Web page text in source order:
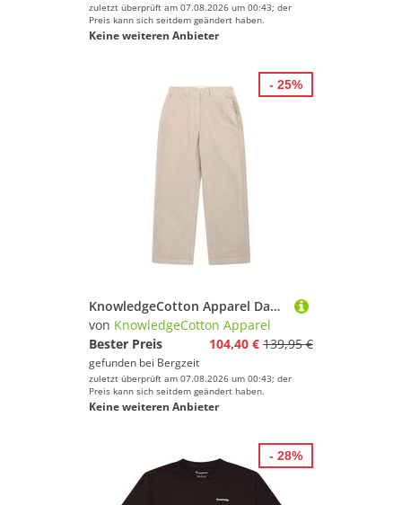
zuletzt überprüft am 07.08.2026 um 00:43; der
Preis kann sich seitdem geändert haben.
Keine weiteren Anbieter
KnowledgeCotton Apparel Damen Posey Wide High-Rise Corduroy Hose
von KnowledgeCotton Apparel
Bester Preis
104,40 € 139,95 €
gefunden bei Bergzeit
zuletzt überprüft am 07.08.2026 um 00:43; der
Preis kann sich seitdem geändert haben.
Keine weiteren Anbieter
- 25%
- 28%